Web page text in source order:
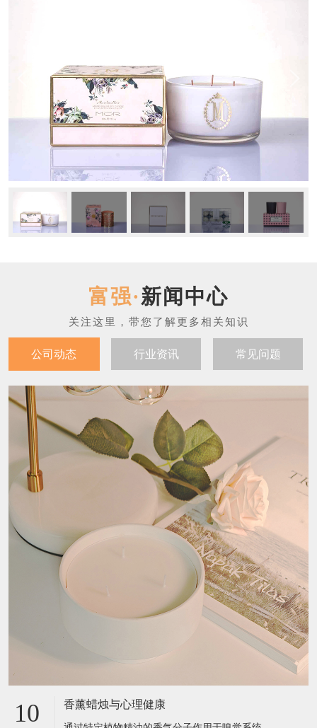
新闻中心
公司动态 行业资讯 常见问题
10 香薰蜡烛与心理健康